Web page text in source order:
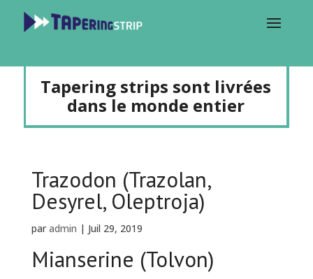
Tapering strips sont livrées
dans le monde entier
Trazodon (Trazolan,
Desyrel, Oleptroja)
paradmin | Juil 29, 2019
Mianserine (Tolvon)